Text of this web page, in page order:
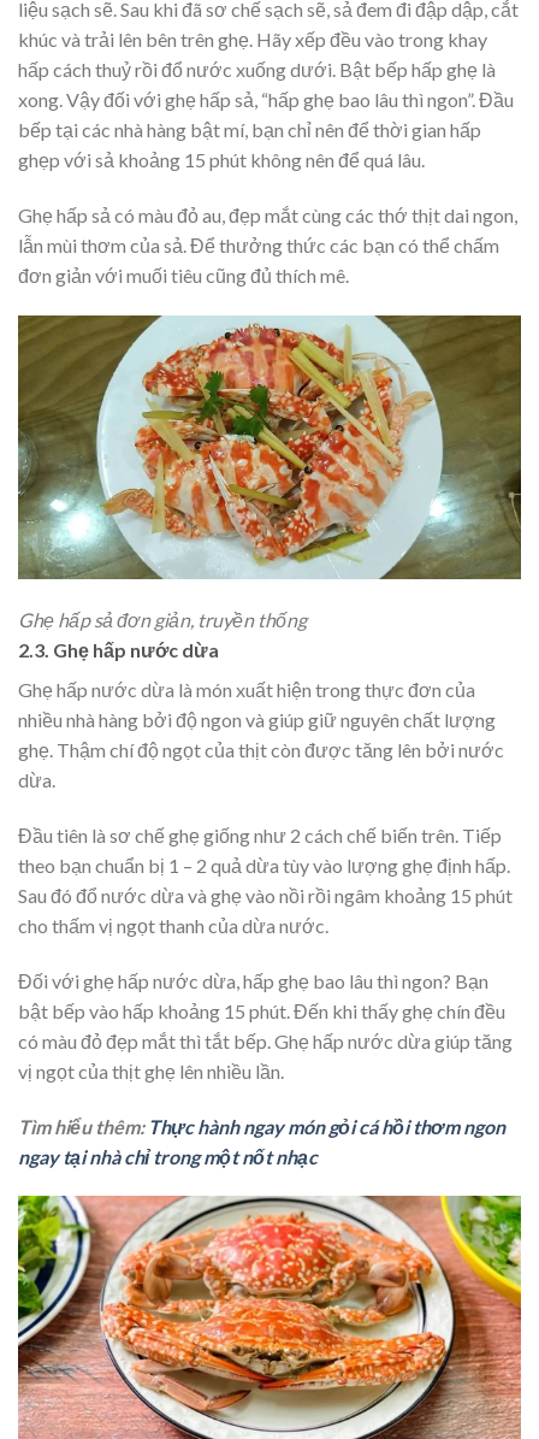
liệu sạch sẽ. Sau khi đã sơ chế sạch sẽ, sả đem đi đập dập, cắt
khúc và trải lên bên trên ghẹ. Hãy xếp đều vào trong khay
hấp cách thuỷ rồi đổ nước xuống dưới. Bật bếp hấp ghẹ là
xong. Vậy đối với ghẹ hấp sả, “hấp ghẹ bao lâu thì ngon”. Đầu
bếp tại các nhà hàng bật mí, bạn chỉ nên để thời gian hấp
ghẹp với sả khoảng 15 phút không nên để quá lâu.
Ghẹ hấp sả có màu đỏ au, đẹp mắt cùng các thớ thịt dai ngon,
lẫn mùi thơm của sả. Để thưởng thức các bạn có thể chấm
đơn giản với muối tiêu cũng đủ thích mê.
Ghẹ hấp sả đơn giản, truyền thống
2.3. Ghẹ hấp nước dừa
Ghẹ hấp nước dừa là món xuất hiện trong thực đơn của
nhiều nhà hàng bởi độ ngon và giúp giữ nguyên chất lượng
ghẹ. Thậm chí độ ngọt của thịt còn được tăng lên bởi nước
dừa.
Đầu tiên là sơ chế ghẹ giống như 2 cách chế biến trên. Tiếp
theo bạn chuẩn bị 1 – 2 quả dừa tùy vào lượng ghẹ định hấp.
Sau đó đổ nước dừa và ghẹ vào nồi rồi ngâm khoảng 15 phút
cho thấm vị ngọt thanh của dừa nước.
Đối với ghẹ hấp nước dừa, hấp ghẹ bao lâu thì ngon? Bạn
bật bếp vào hấp khoảng 15 phút. Đến khi thấy ghẹ chín đều
có màu đỏ đẹp mắt thì tắt bếp. Ghẹ hấp nước dừa giúp tăng
vị ngọt của thịt ghẹ lên nhiều lần.
Tìm hiểu thêm: Thực hành ngay món gỏi cá hồi thơm ngon
ngay tại nhà chỉ trong một nốt nhạc